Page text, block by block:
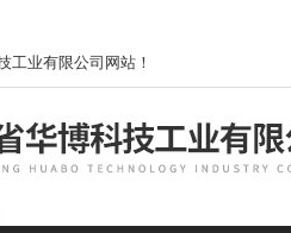
工业有限公司网站！